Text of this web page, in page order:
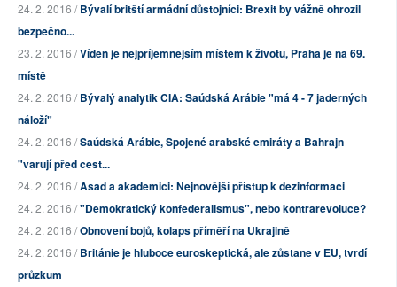
24. 2. 2016 /Bývalí britští armádní důstojníci: Brexit by vážně ohrozil
bezpečno...
23. 2. 2016 /Vídeň je nejpříjemnějším místem k životu, Praha je na 69.
místě
24. 2. 2016 /Bývalý analytik CIA: Saúdská Arábie "má 4 - 7 jaderných
náloží"
24. 2. 2016 /Saúdská Arábie, Spojené arabské emiráty a Bahrajn
"varují před cest...
24. 2. 2016 /Asad a akademici: Nejnovější přístup k dezinformaci
24. 2. 2016 /"Demokratický konfederalismus", nebo kontrarevoluce?
24. 2. 2016 /Obnovení bojů, kolaps příměří na Ukrajině
24. 2. 2016 /Británie je hluboce euroskeptická, ale zůstane v EU, tvrdí
průzkum